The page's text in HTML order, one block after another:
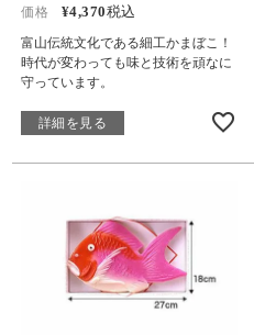
価格 ¥4,370税込
富山伝統文化である細工かまぼこ！
時代が変わっても味と技術を頑なに
守っています。
詳細を見る